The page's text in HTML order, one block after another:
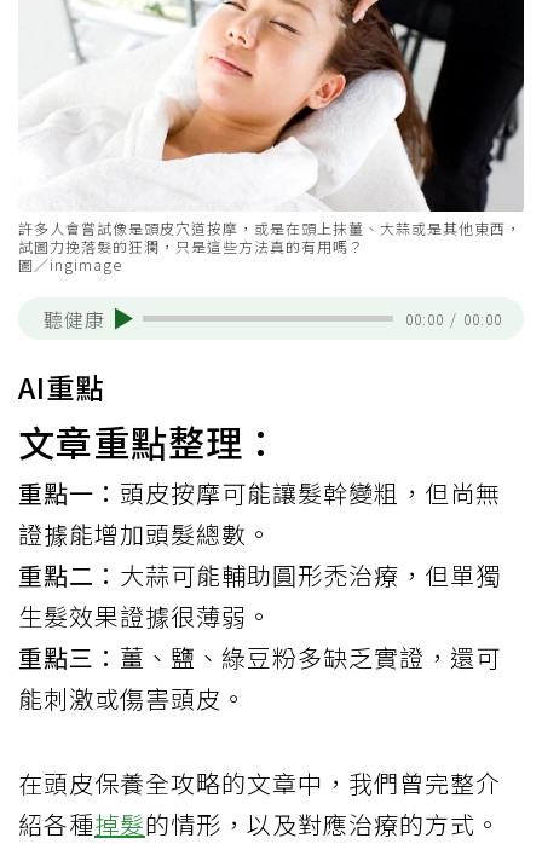
許多人會嘗試像是頭皮穴道按摩，或是在頭上抹薑、大蒜或是其他東西，
試圖力挽落髮的狂瀾，只是這些方法真的有用嗎？
圖／ingimage
聽健康 00:00 / 00:00
AI重點
文章重點整理：
重點一： 頭皮按摩可能讓髮幹變粗，但尚無
證據能增加頭髮總數。
重點二： 大蒜可能輔助圓形禿治療，但單獨
生髮效果證據很薄弱。
重點三： 薑、鹽、綠豆粉多缺乏實證，還可
能刺激或傷害頭皮。
在頭皮保養全攻略的文章中，我們曾完整介
紹各種掉髮的情形，以及對應治療的方式。